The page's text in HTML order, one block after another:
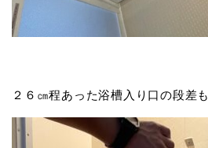
２６㎝程あった浴槽入り口の段差も